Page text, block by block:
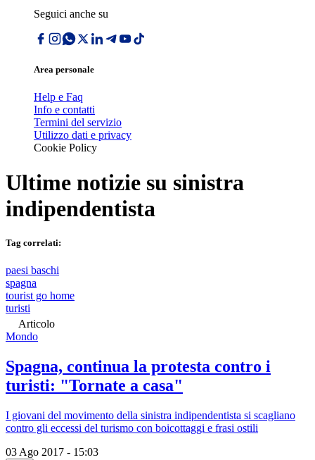
Seguici anche su
Area personale
Help e Faq
Info e contatti
Termini del servizio
Utilizzo dati e privacy
Cookie Policy
Ultime notizie su sinistra
indipendentista
Tag correlati:
paesi baschi
spagna
tourist go home
turisti
Articolo
Mondo
Spagna, continua la protesta contro i
turisti: "Tornate a casa"
I giovani del movimento della sinistra indipendentista si scagliano
contro gli eccessi del turismo con boicottaggi e frasi ostili
03 Ago 2017 - 15:03